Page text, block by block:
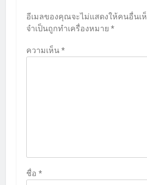
อีเมลของคุณจะไม่แสดงให้คนอื่นเ
จำเป็นถูกทำเครื่องหมาย *
ความเห็น *
ชื่อ *